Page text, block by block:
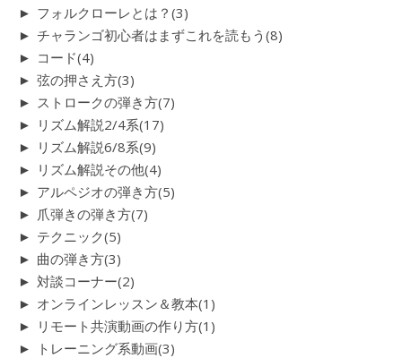
► フォルクローレとは？ (3)
► チャランゴ初心者はまずこれを読もう (8)
► コード(4)
► 弦の押さえ方(3)
► ストロークの弾き方(7)
► リズム解説2/4系(17)
► リズム解説6/8系(9)
► リズム解説その他(4)
► アルペジオの弾き方(5)
► 爪弾きの弾き方(7)
► テクニック(5)
► 曲の弾き方(3)
► 対談コーナー(2)
► オンラインレッスン＆教本(1)
► リモート共演動画の作り方(1)
►
トレーニング系動画(3)